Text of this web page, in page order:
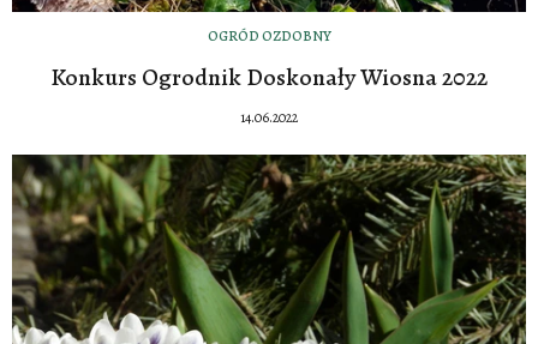
OGRÓD OZDOBNY
Konkurs Ogrodnik Doskonały Wiosna 2022
14.06.2022